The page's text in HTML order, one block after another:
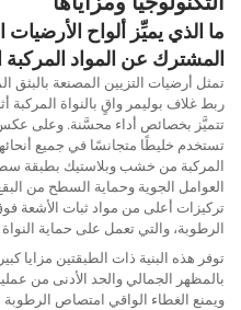
ما الذي يميِّز ألواح الأرضيات
المشترك عن المواد المركبة
تمثل أرضيات التزيين المصنعة بالبثق
ربط غلاف بوليمر واقٍ بالنواة المركبة
تتميَّز بخصائص أداء محسَّنة. وعلى عكس
تستخدم خليطًا متجانسًا في جميع
المركبة من خشب وبلاستيك بطبقة
العوامل الجوية وحماية السطح من
تركيزات أعلى من مواد ثبات الأشعة
الرطوبة، والتي تعمل على حماية النواة
توفر هذه البنية ذات الطبقتين مزايا
بالمظهر الجمالي والحد الأدنى من
ويمنع الغطاء الواقي امتصاص الرطوبة